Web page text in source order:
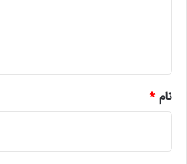
نام*